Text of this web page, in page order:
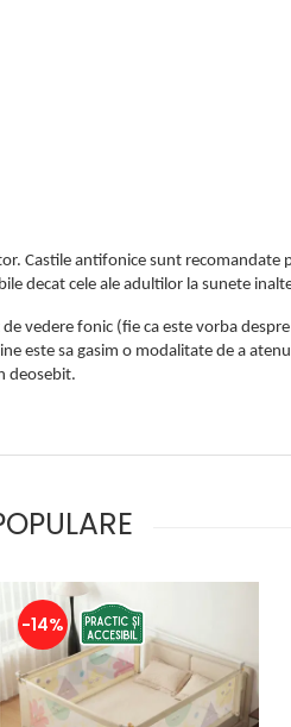
Castile antifonice sunt recomandate
decat cele ale adultilor la sunete
vedere fonic (fie ca este vorba
este sa gasim o modalitate de a
deosebit.
-14%